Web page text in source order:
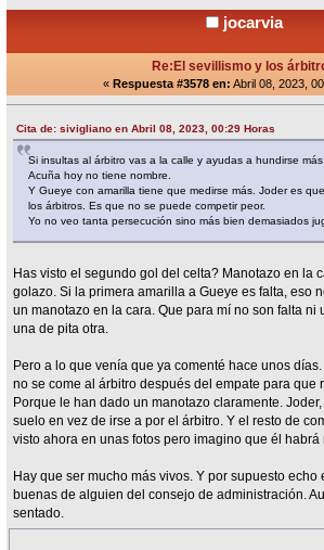
jocarvia
Re:El sevillismo y los
« Respuesta #3578 en: Abril 08, 2023,
Cita de: sivigliano en Abril 08, 2023, 00:29 Horas
Si insultas al árbitro vas a la calle y ayudas a hundirse
Acuña hoy no tiene nombre.
Y Gueye con amarilla tiene que medirse más. Joder es
los árbitros. Es que no se puede competir peor.
Yo no veo tanta persecución sino más bien demasiados
Has visto el segundo gol del celta? Manotazo en la
golazo. Si la primera amarilla a Gueye es falta, eso
un manotazo en la cara. Que para mí no son falta ni
una de pita otra.
Pero a lo que venía que ya comenté hace unos
no se come al árbitro después del empate para que
Porque le han dado un manotazo claramente.
suelo en vez de irse a por el árbitro. Y el resto de
visto ahora en unas fotos pero imagino que él habrá
Hay que ser mucho más vivos. Y por supuesto
buenas de alguien del consejo de administración.
sentado.